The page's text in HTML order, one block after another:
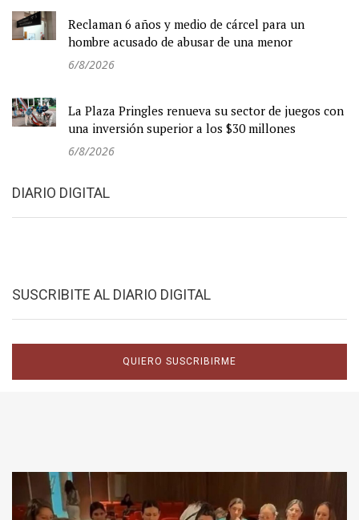
Reclaman 6 años y medio de cárcel para un
hombre acusado de abusar de una menor
6/8/2026
La Plaza Pringles renueva su sector de juegos con
una inversión superior a los $30 millones
6/8/2026
DIARIO DIGITAL
SUSCRIBITE AL DIARIO DIGITAL
QUIERO SUSCRIBIRME